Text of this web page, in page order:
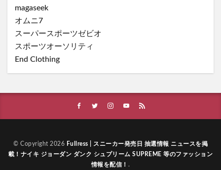
magaseek
オムニ7
スーパースポーツゼビオ
スポーツオーソリティ
End Clothing
© Copyright 2026 Fullress | スニーカー発売日 抽選情報 ニュースを掲
載！ナイキ ジョーダン ダンク シュプリーム SUPREME 等のファッション
情報を配信！ .